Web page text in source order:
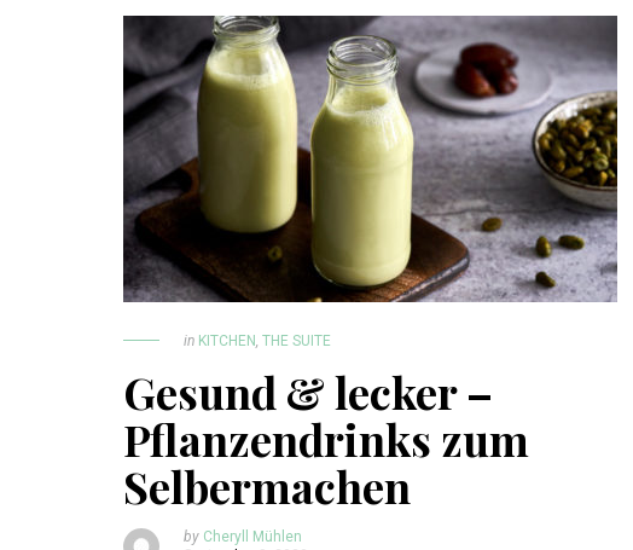
in KITCHEN THE SUITE
Gesund & lecker –
Pflanzendrinks zum
Selbermachen
by Cheryll Mühlen